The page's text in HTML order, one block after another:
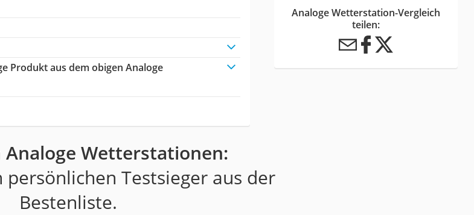
Produkt aus dem obigen Analoge
Analoge Wetterstation-Vergleich
teilen:
Analoge Wetterstationen:
persönlichen Testsieger aus der
Bestenliste.